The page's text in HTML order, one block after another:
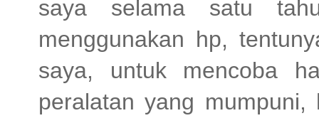
saya selama satu
menggunakan hp,
saya, untuk mencoba
peralatan yang